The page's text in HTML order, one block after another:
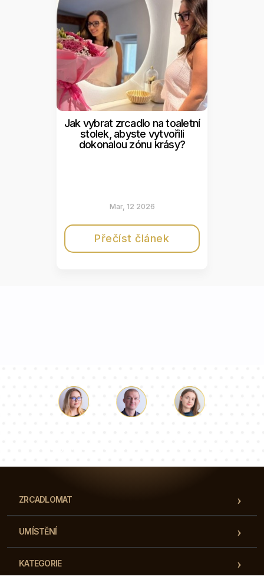
Jak vybrat zrcadlo na toaletní
stolek, abyste vytvořili
dokonalou zónu krásy?
Mar, 12 2026
Přečíst článek
ZRCADLOMAT
UMÍSTĚNÍ
KATEGORIE